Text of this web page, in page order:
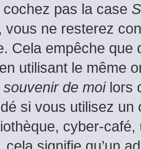
pas la case
vous ne resterez
Cela empêche que
utilisant le même
souvenir de moilors
si vous utilisez
cyber-